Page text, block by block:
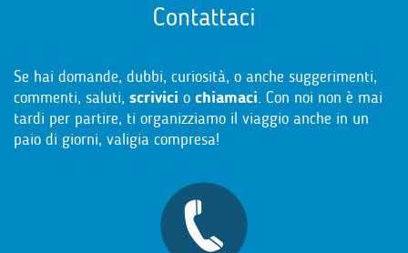
Contattaci
Se hai domande, dubbi, curiosità, o anche suggerimenti,
commenti, saluti, scrivici o chiamaci. Con noi non è mai
tardi per partire, ti organizziamo il viaggio anche in un
paio di giorni, valigia compresa!